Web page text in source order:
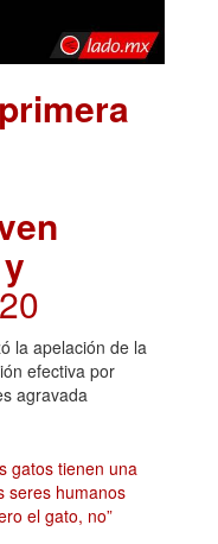
la apelación de la
efectiva por
agravada